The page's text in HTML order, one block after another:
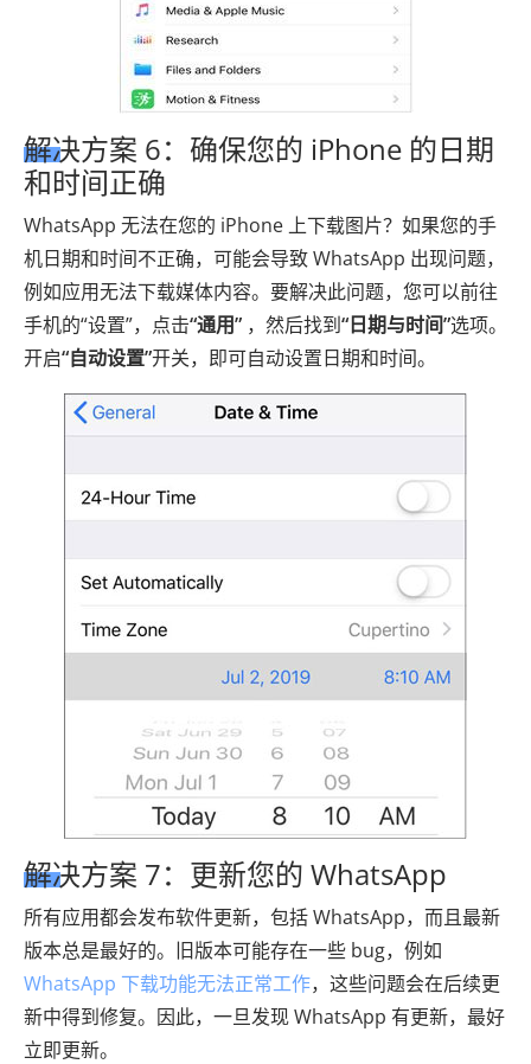
解决方案 6：确保您的 iPhone 的日期
和时间正确
WhatsApp 无法在您的 iPhone 上下载图片？如果您的手
机日期和时间不正确，可能会导致 WhatsApp 出现问题，
例如应用无法下载媒体内容。要解决此问题，您可以前往
手机的“设置”，点击“通用” ，然后找到“日期与时间”选项。
开启“自动设置”开关，即可自动设置日期和时间。
解决方案 7：更新您的 WhatsApp
所有应用都会发布软件更新，包括 WhatsApp，而且最新
版本总是最好的。旧版本可能存在一些 bug，例如
WhatsApp 下载功能无法正常工作，这些问题会在后续更
新中得到修复。因此，一旦发现 WhatsApp 有更新，最好
立即更新。